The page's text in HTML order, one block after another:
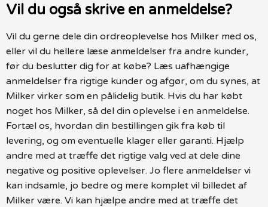
Vil du også skrive en anmeldelse?
Vil du gerne dele din ordreoplevelse hos Milker med os,
eller vil du hellere læse anmeldelser fra andre kunder,
før du beslutter dig for at købe? Læs uafhængige
anmeldelser fra rigtige kunder og afgør, om du synes, at
Milker virker som en pålidelig butik. Hvis du har købt
noget hos Milker, så del din oplevelse i en anmeldelse.
Fortæl os, hvordan din bestillingen gik fra køb til
levering, og om eventuelle klager eller garanti. Hjælp
andre med at træffe det rigtige valg ved at dele dine
negative og positive oplevelser. Jo flere anmeldelser vi
kan indsamle, jo bedre og mere komplet vil billedet af
Milker være. Vi kan hjælpe andre med at træffe det